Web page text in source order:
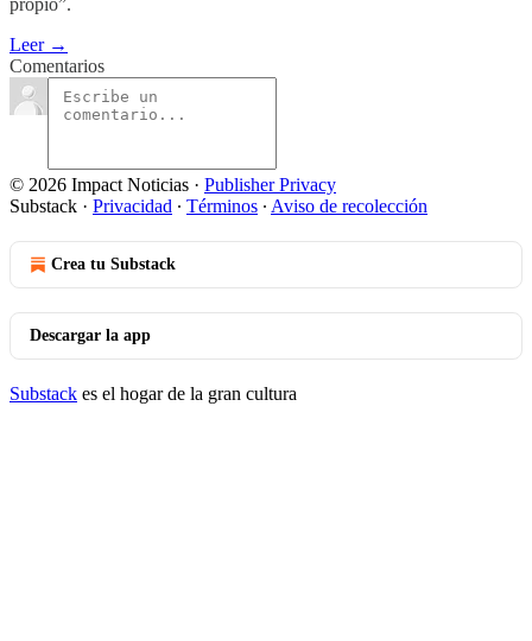
propio”.
Leer →
Comentarios
© 2026 Impact Noticias · Publisher Privacy
Substack · Privacidad ∙ Términos ∙ Aviso de recolección
Crea tu Substack
Descargar la app
Substack es el hogar de la gran cultura